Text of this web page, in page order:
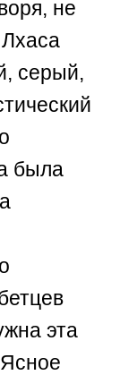
не
Лхаса
серый,
была
эта